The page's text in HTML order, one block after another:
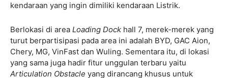
kendaraan yang ingin dimiliki kendaraan Listrik.
Berlokasi di area Loading Dock hall 7, merek-merek yang
turut berpartisipasi pada area ini adalah BYD, GAC Aion,
Chery, MG, VinFast dan Wuling. Sementara itu, di lokasi
yang sama juga hadir fitur unggulan terbaru yaitu
Articulation Obstacle yang dirancang khusus untuk